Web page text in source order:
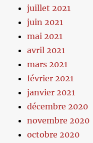
juillet 2021
juin 2021
mai 2021
avril 2021
mars 2021
février 2021
janvier 2021
décembre 2020
novembre 2020
octobre 2020